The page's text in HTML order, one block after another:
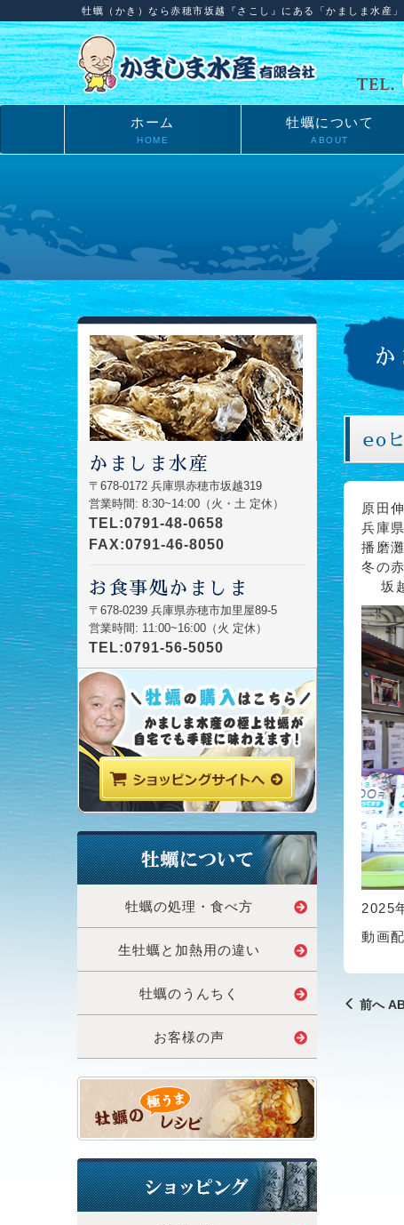
牡蠣（かき）なら赤穂市坂越『さこし』にある「かましま水産」
ホーム
HOME
牡蠣について
ABOUT
eo
原田
兵庫
播磨
冬の
坂越
2025
動画
前へ
かましま水産
〒678-0172 兵庫県赤穂市坂越319
営業時間: 8:30~14:00（火・土 定休）
TEL:0791-48-0658
FAX:0791-46-8050
お食事処かましま
〒678-0239 兵庫県赤穂市加里屋89-5
営業時間: 11:00~16:00（火 定休）
TEL:0791-56-5050
牡蠣の処理・食べ方
生牡蠣と加熱用の違い
牡蠣のうんちく
お客様の声